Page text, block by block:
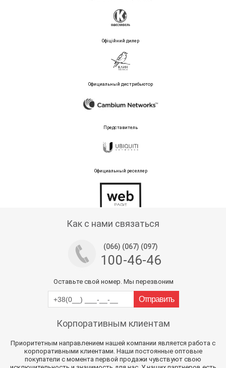
Офіційний дилер
Официальный дистрибьютор
Представитель
Официальный реселлер
Как с нами связаться
(066) (067) (097)
100-46-46
Оставьте свой номер. Мы перезвоним
Корпоративным клиентам
Приоритетным направлением нашей компании является работа с
корпоративными клиентами. Наши постоянные оптовые
покупатели с момента первой продажи чувствуют свою